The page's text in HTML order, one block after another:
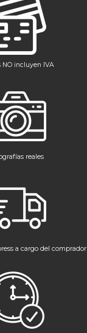
NO incluyen IVA
reales
a cargo del comprador